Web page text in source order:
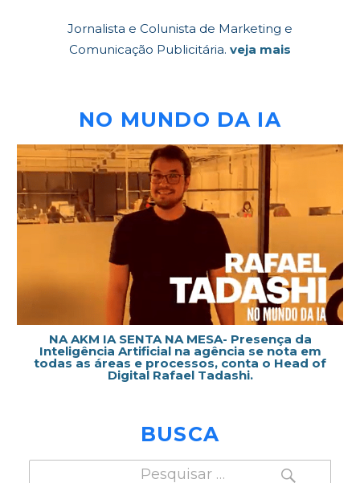
Jornalista e Colunista de Marketing e
Comunicação Publicitária. veja mais
NO MUNDO DA IA
NA AKM IA SENTA NA MESA- Presença da
Inteligência Artificial na agência se nota em
todas as áreas e processos, conta o Head of
Digital Rafael Tadashi.
BUSCA
PESQUISAR